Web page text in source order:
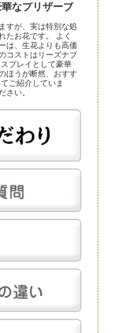
なプリザーブ
すが、実は特別な処
たお花です。 よく
は、生花よりも高価
コストはリーズナブ
プレイとして豪華
ほうが断然、おすす
ご紹介していま
さい。
べられているので、
ん。まずはプリザー
、人工的に加工され
生花にはありえない
ません。
はしっかり管理しな
エアコンをつけっぱ
程度で十分です。
程度、湿度は30～
」を加工したもの
花から豪華なディス